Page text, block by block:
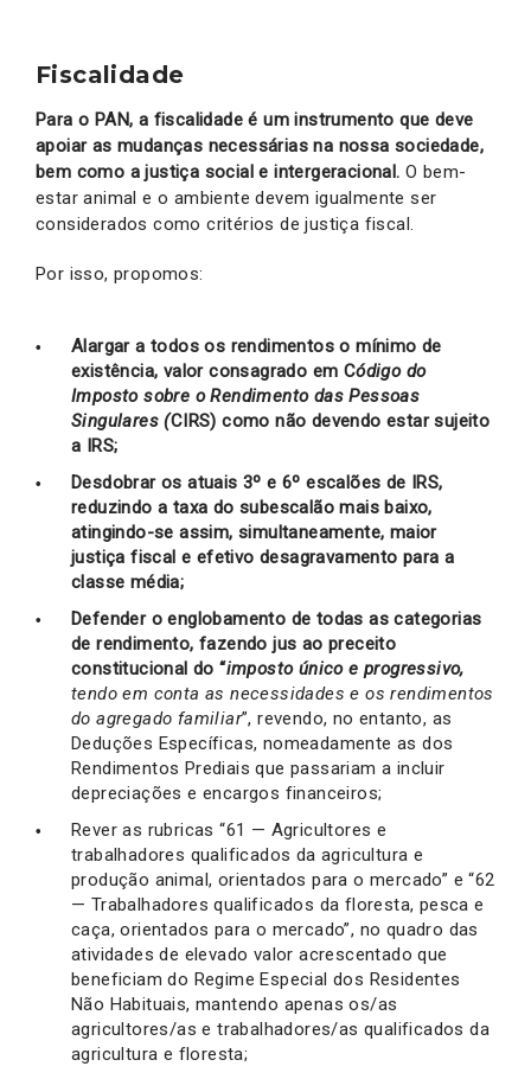
Fiscalidade
Para o PAN, a fiscalidade é um instrumento que deve
apoiar as mudanças necessárias na nossa sociedade,
bem como a justiça social e intergeracional. O bem-
estar animal e o ambiente devem igualmente ser
considerados como critérios de justiça fiscal.
Por isso, propomos:
Alargar a todos os rendimentos o mínimo de
existência, valor consagrado em Código do
Imposto sobre o Rendimento das Pessoas
Singulares (CIRS) como não devendo estar sujeito
a IRS;
Desdobrar os atuais 3º e 6º escalões de IRS,
reduzindo a taxa do subescalão mais baixo,
atingindo-se assim, simultaneamente, maior
justiça fiscal e efetivo desagravamento para a
classe média;
Defender o englobamento de todas as categorias
de rendimento, fazendo jus ao preceito
constitucional do “imposto único e progressivo,
tendo em conta as necessidades e os rendimentos
do agregado familiar”, revendo, no entanto, as
Deduções Específicas, nomeadamente as dos
Rendimentos Prediais que passariam a incluir
depreciações e encargos financeiros;
Rever as rubricas “61 — Agricultores e
trabalhadores qualificados da agricultura e
produção animal, orientados para o mercado” e “62
— Trabalhadores qualificados da floresta, pesca e
caça, orientados para o mercado”, no quadro das
atividades de elevado valor acrescentado que
beneficiam do Regime Especial dos Residentes
Não Habituais, mantendo apenas os/as
agricultores/as e trabalhadores/as qualificados da
agricultura e floresta;